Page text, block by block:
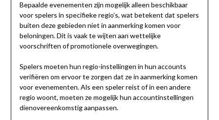
Bepaalde evenementen zijn mogelijk alleen beschikbaar
voor spelers in specifieke regio’s, wat betekent dat spelers
buiten deze gebieden niet in aanmerking komen voor
beloningen. Dit is vaak te wijten aan wettelijke
voorschriften of promotionele overwegingen.
Spelers moeten hun regio-instellingen in hun accounts
verifiëren om ervoor te zorgen dat ze in aanmerking komen
voor evenementen. Als een speler reist of in een andere
regio woont, moeten ze mogelijk hun accountinstellingen
dienovereenkomstig aanpassen.